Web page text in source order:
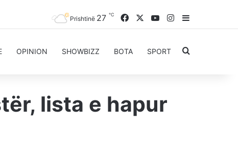
Prishtinë 27 ℃ FacebookYouTubeInstagram
Sidebar
OPINION SHOWBIZZ BOTA SPORT Kërkoni
lista e hapur